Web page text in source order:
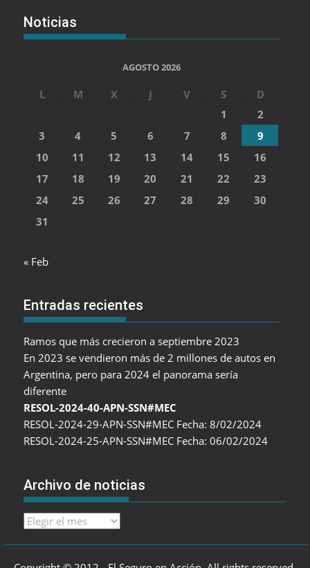
Noticias
AGOSTO 2026
L M X J V S
D
1
2
3
4 5 6 7 8
9
10
11 12 13 14 15
16
17
18 19 20 21 22
23
24
25 26 27 28 29
30
31
« Feb
Entradas recientes
Ramos que más crecieron a septiembre 2023
En 2023 se vendieron más de 2 millones de autos en
Argentina, pero para 2024 el panorama sería
diferente
RESOL-2024-40-APN-SSN#MEC
RESOL-2024-29-APN-SSN#MEC Fecha: 8/02/2024
RESOL-2024-25-APN-SSN#MEC Fecha: 06/02/2024
Archivo de noticias
Archivo